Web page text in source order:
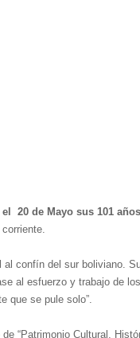
el 20 de Mayo sus 101
confín del sur boliviano.
al esfuerzo y trabajo de
que se pule solo”.
“Patrimonio Cultural,